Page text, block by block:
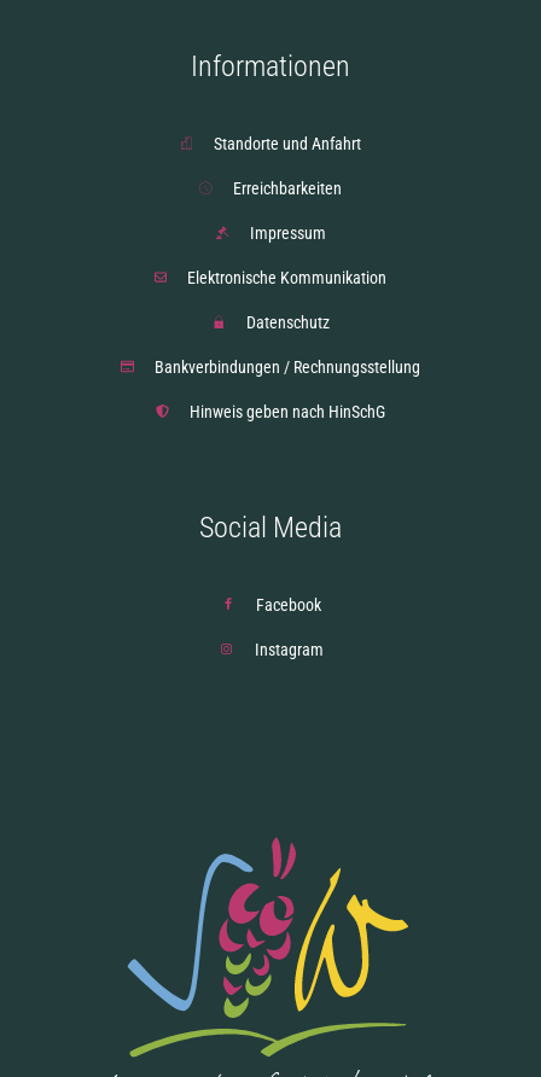
Informationen
Standorte und Anfahrt
Erreichbarkeiten
Impressum
Elektronische Kommunikation
Datenschutz
Bankverbindungen / Rechnungsstellung
Hinweis geben nach HinSchG
Social Media
Facebook
Instagram